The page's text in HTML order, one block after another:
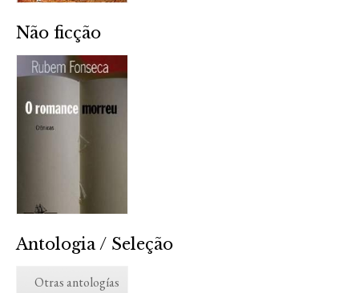
Não ficção
Antologia / Seleção
Otras antologías